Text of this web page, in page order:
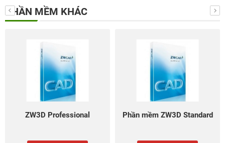
PHẦN MỀM KHÁC
ZW3D Professional Phần mềm ZW3D Standard